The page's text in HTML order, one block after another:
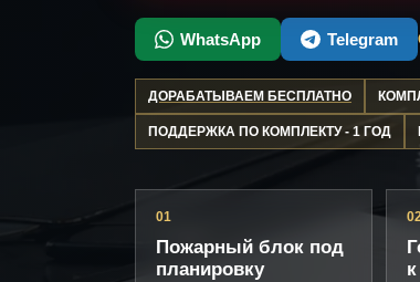
WhatsApp Telegram
ДОРАБАТЫВАЕМ БЕСПЛАТНО
ПОДДЕРЖКА ПО КОМПЛЕКТУ - 1 ГОД
01
Пожарный блок под
планировку